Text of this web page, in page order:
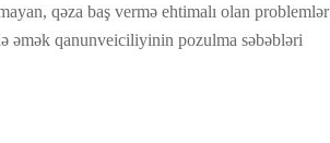
qəza baş vermə ehtimalı olan problemlər
əmək qanunveiciliyinin pozulma səbəbləri